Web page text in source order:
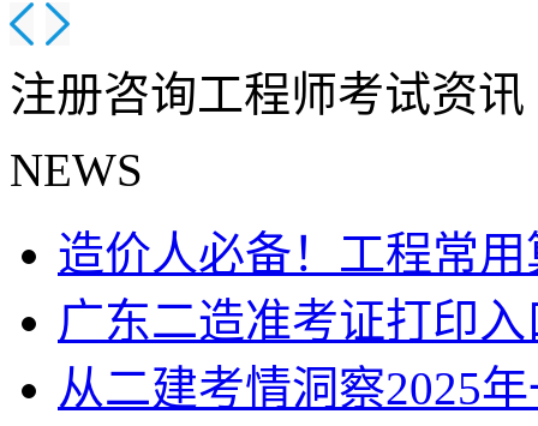
注册咨询工程师考试资讯
NEWS
造价人必备！工程常
广东二造准考证打印
从二建考情洞察2025